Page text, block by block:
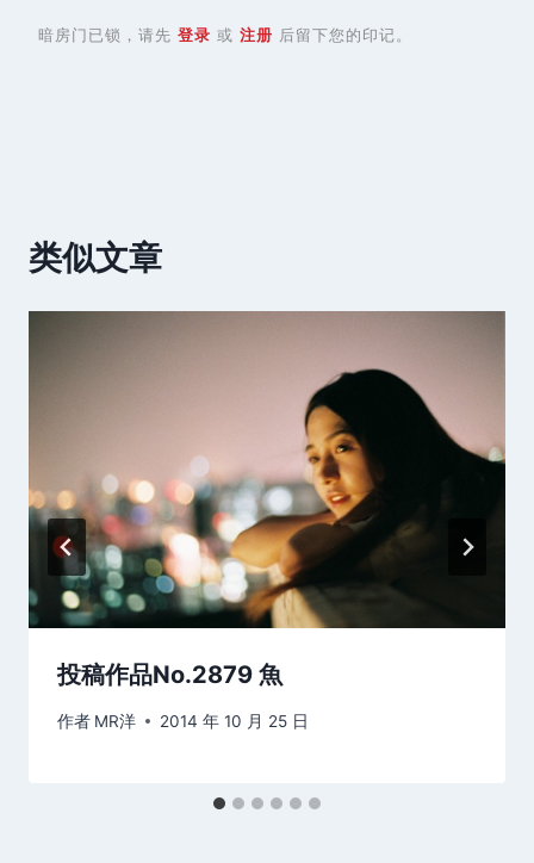
暗房门已锁，请先 登录 或 注册 后留下您的印记。
类似文章
投稿作品No.2879 魚
作者 MR洋 2014 年 10 月 25 日